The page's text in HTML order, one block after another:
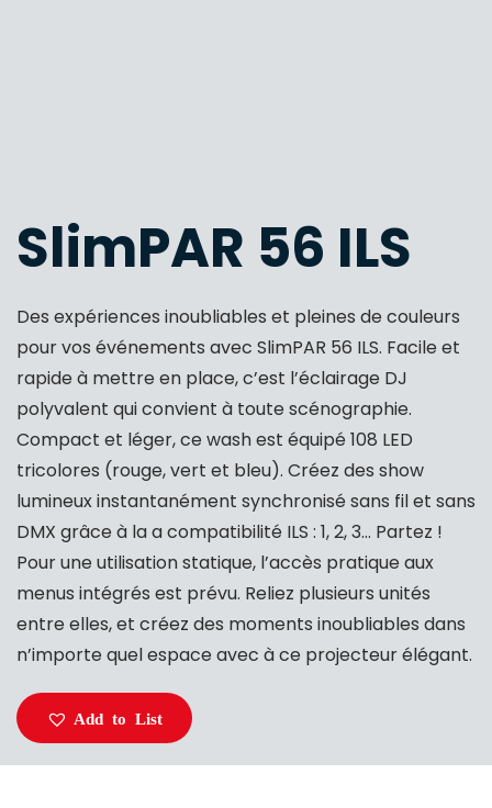
SlimPAR 56 ILS
Des expériences inoubliables et pleines de couleurs
pour vos événements avec SlimPAR 56 ILS. Facile et
rapide à mettre en place, c’est l’éclairage DJ
polyvalent qui convient à toute scénographie.
Compact et léger, ce wash est équipé 108 LED
tricolores (rouge, vert et bleu). Créez des show
lumineux instantanément synchronisé sans fil et sans
DMX grâce à la a compatibilité ILS : 1, 2, 3… Partez !
Pour une utilisation statique, l’accès pratique aux
menus intégrés est prévu. Reliez plusieurs unités
entre elles, et créez des moments inoubliables dans
n’importe quel espace avec à ce projecteur élégant.
Add to List